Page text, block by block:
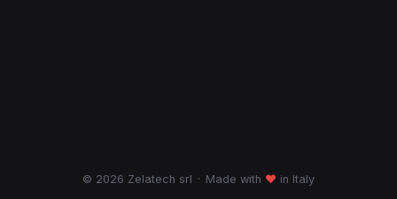
© 2026 Zelatech srl · Made with ♥ in Italy